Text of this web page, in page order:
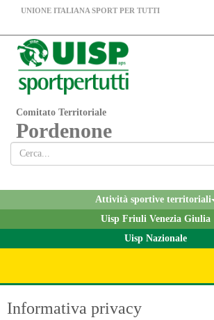
UNIONE ITALIANA SPORT PER TUTTI
Comitato Territoriale
Pordenone
Attività sportive territoriali
Uisp Friuli Venezia Giulia
Uisp Nazionale
Informativa privacy